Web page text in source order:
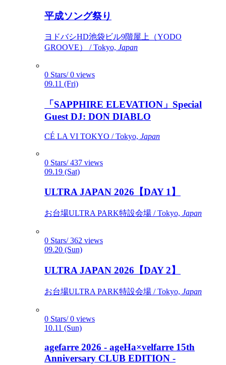
平成ソング祭り
ヨドバシHD池袋ビル9階屋上（YODO
GROOVE） / Tokyo, Japan
0 Stars/ 0 views
09.11 (Fri)
「SAPPHIRE ELEVATION」Special
Guest DJ: DON DIABLO
CÉ LA VI TOKYO / Tokyo, Japan
0 Stars/ 437 views
09.19 (Sat)
ULTRA JAPAN 2026【DAY 1】
お台場ULTRA PARK特設会場 / Tokyo, Japan
0 Stars/ 362 views
09.20 (Sun)
ULTRA JAPAN 2026【DAY 2】
お台場ULTRA PARK特設会場 / Tokyo, Japan
0 Stars/ 0 views
10.11 (Sun)
agefarre 2026 - ageHa×velfarre 15th
Anniversary CLUB EDITION -